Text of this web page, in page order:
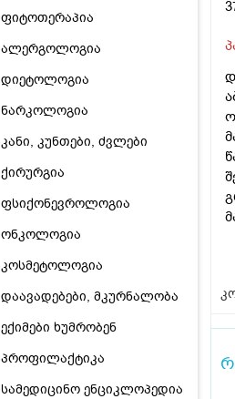
ფიტოთერაპია
ალერგოლოგია
დიეტოლოგია
ნარკოლოგია
კანი, კუნთები, ძვლები
ქირურგია
ფსიქონევროლოგია
ონკოლოგია
კოსმეტოლოგია
დაავადებები, მკურნალობა
ექიმები ხუმრობენ
პროფილაქტიკა
სამედიცინო ენციკლოპედია